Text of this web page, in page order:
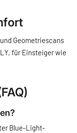
Geometriescans
für Einsteiger wie
Blue-Light-